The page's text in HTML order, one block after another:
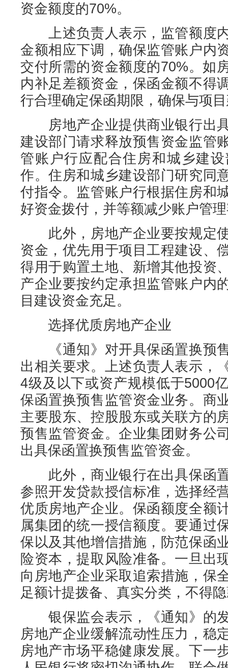
资金额度的70%。
上述负责人表示，监管额度
金额相应下调，确保监管账户内
交付所需的资金额度的70%。如
内补足差额资金，保函金额不得
行合理确定保函期限，确保与项
房地产企业提供商业银行出
建设部门请求释放预售资金监管
管账户行应配合住房和城乡建
作。住房和城乡建设部门研究同
付指令。监管账户行根据住房和
好资金拨付，并等额减少账户管
此外，房地产企业要按规定
资金，优先用于项目工程建设、
得用于购置土地、新增其他投资
产企业要按约定承担监管账户内
目建设资金充足。
选择优质房地产企业
《通知》对开具保函置换预
出相关要求。上述负责人表示，
4级及以下或资产规模低于5000
保函置换预售监管资金业务。商
主要股东、控股股东或关联方的
预售监管资金。企业集团财务公
出具保函置换预售监管资金。
此外，商业银行在出具保函
参照开发贷款授信标准，选择经
优质房地产企业。保函额度全额
属集团的统一授信额度。要通过
保以及其他增信措施，防范保函
险资本，提取风险准备。一旦出
向房地产企业采取追索措施，保
足额计提拨备、真实分类，不得
银保监会表示，《通知》的
房地产企业缓解流动性压力，稳
房地产市场平稳健康发展。下一